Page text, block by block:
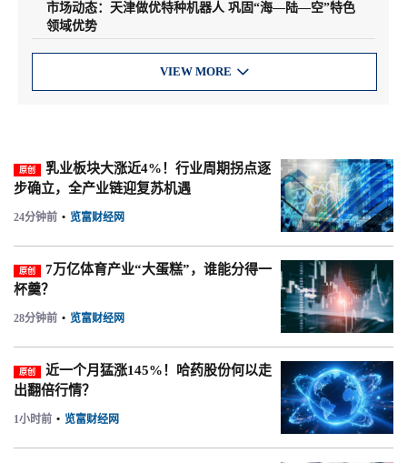
市场动态：天津做优特种机器人 巩固“海—陆—空”特色
领域优势
VIEW MORE 
原创
乳业板块大涨近4%！行业周期拐点逐
步确立，全产业链迎复苏机遇
24分钟前 • 览富财经网
原创
7万亿体育产业“大蛋糕”，谁能分得一
杯羹？
28分钟前 • 览富财经网
原创
近一个月猛涨145%！哈药股份何以走
出翻倍行情？
1小时前 • 览富财经网